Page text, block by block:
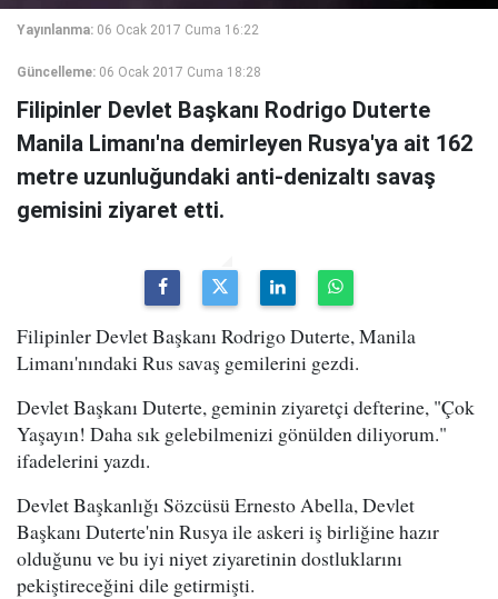
Yayınlanma: 06 Ocak 2017 Cuma 16:22
Güncelleme: 06 Ocak 2017 Cuma 18:28
Filipinler Devlet Başkanı Rodrigo Duterte
Manila Limanı'na demirleyen Rusya'ya ait 162
metre uzunluğundaki anti-denizaltı savaş
gemisini ziyaret etti.
Filipinler Devlet Başkanı Rodrigo Duterte, Manila
Limanı'nındaki Rus savaş gemilerini gezdi.
Devlet Başkanı Duterte, geminin ziyaretçi defterine, "Çok
Yaşayın! Daha sık gelebilmenizi gönülden diliyorum."
ifadelerini yazdı.
Devlet Başkanlığı Sözcüsü Ernesto Abella, Devlet
Başkanı Duterte'nin Rusya ile askeri iş birliğine hazır
olduğunu ve bu iyi niyet ziyaretinin dostluklarını
pekiştireceğini dile getirmişti.